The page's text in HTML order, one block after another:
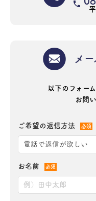
メ
以下のフォー
お問
ご希望の返信方法 必須
お名前 必須